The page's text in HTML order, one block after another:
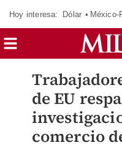
Hoy interesa: Dólar México-
de EU
comercio